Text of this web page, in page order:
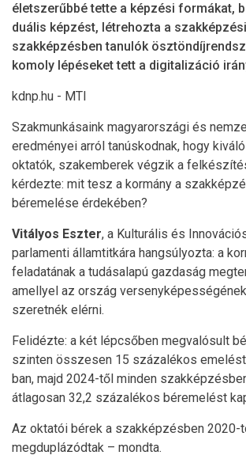
életszerűbbé tette a képzési formákat,
duális képzést, létrehozta a
szakképzésben tanulók
komoly lépéseket tett a digitalizáció
kdnp.hu - MTI
Szakmunkásaink magyarországi és
eredményei arról tanúskodnak, hogy
oktatók, szakemberek végzik a
kérdezte: mit tesz a kormány a
béremelése érdekében?
Vitályos Eszter, a Kulturális és
parlamenti államtitkára hangsúlyozta: a
feladatának a tudásalapú gazdaság
amellyel az ország
szeretnék elérni.
Felidézte: a két lépcsőben megvalósult
szinten összesen 15 százalékos
ban, majd 2024-től minden
átlagosan 32,2 százalékos béremelést
Az oktatói bérek a szakképzésben 2020-
megduplázódtak – mondta.